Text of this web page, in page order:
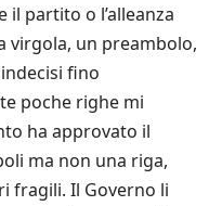
il partito o l’alleanza
virgola, un preambolo,
fino
poche righe mi
ha approvato il
ma non una riga,
fragili. Il Governo li